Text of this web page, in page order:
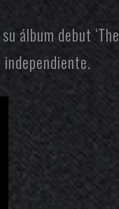
álbum debut ‘The